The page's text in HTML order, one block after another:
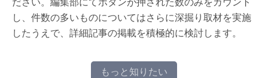
し、件数の多いものについてはさらに深掘り取材を実施
したうえで、詳細記事の掲載を積極的に検討します。
もっと知りたい